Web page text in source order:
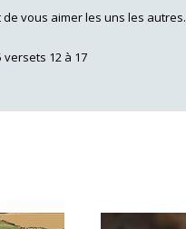
de vous aimer les uns les autres.
versets 12 à 17